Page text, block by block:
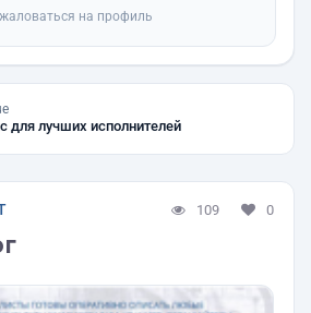
на профиль
для лучших исполнителей
109 0